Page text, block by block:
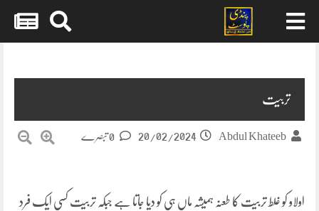
تربیت
Abdul Khateeb
20/02/2024
اولاو کو غلط تربیت کا طعنہ ہمیشہ ماں ہی کو دیا جاتا ہے جبکہ تربیت کسی ایک فرد